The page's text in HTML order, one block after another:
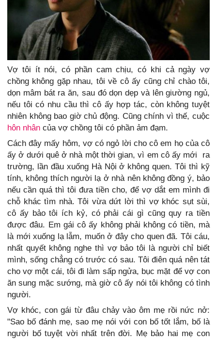
Vợ tôi ít nói, có phần cam chịu, có khi cả ngày vợ
chồng không gặp nhau, tôi về cô ấy cũng chỉ chào tôi,
dọn mâm bát ra ăn, sau đó dọn dẹp và lên giường ngủ,
nếu tôi có nhu cầu thì cô ấy hợp tác, còn không tuyệt
nhiên không bao giờ chủ động. Cũng chính vì thế, cuộc
hôn nhân của vợ chồng tôi có phần ảm đạm.
Cách đây mấy hôm, vợ có ngỏ lời cho cô em họ của cô
ấy ở dưới quê ở nhà một thời gian, vì em cô ấy mới ra
trường, lần đầu xuống Hà Nội ở không quen. Tôi thì kỹ
tính, không thích người lạ ở nhà nên không đồng ý, bảo
nếu cần quá thì tôi đưa tiền cho, để vợ dắt em mình đi
chỗ khác tìm nhà. Tôi vừa dứt lời thì vợ khóc sụt sùi,
cô ấy bảo tôi ích kỷ, có phải cái gì cũng quy ra tiền
được đâu. Em gái cô ấy không phải không có tiền, mà
là mới xuống lạ lẫm, muốn ở đây cho quen đã. Tôi cáu,
nhất quyết không nghe thì vợ bảo tôi là người chỉ biết
mình, sống chẳng có trước có sau. Tôi điên quá nên tát
cho vợ một cái, tôi đi làm sấp ngửa, bục mặt để vợ con
ăn sung mặc sướng, mà giờ cô ấy nói tôi không có tình
người.
Vợ khóc, con gái từ đâu chảy vào ôm mẹ rồi nức nở:
"Sao bố đánh mẹ, sao mẹ nói với con bố tốt lắm, bố là
người bố tuyệt vời nhất trên đời. Mẹ bảo hai mẹ con